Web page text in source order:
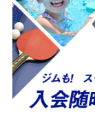
夏休みフ